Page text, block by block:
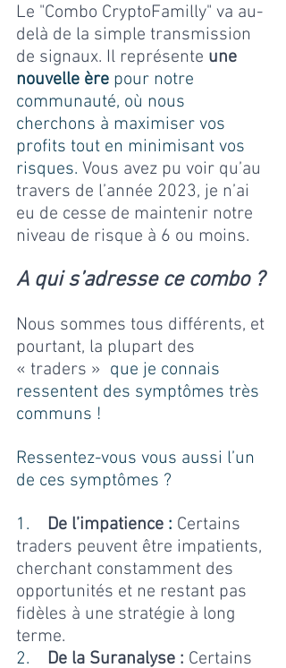
Le "Combo CryptoFamilly" va au-
delà de la simple transmission
de signaux. Il représente une
nouvelle ère pour notre
communauté, où nous
cherchons à maximiser vos
profits tout en minimisant vos
risques. Vous avez pu voir qu’au
travers de l’année 2023, je n’ai
eu de cesse de maintenir notre
niveau de risque à 6 ou moins.
A qui s’adresse ce combo ?
Nous sommes tous différents, et
pourtant, la plupart des
« traders » que je connais
ressentent des symptômes très
communs !
Ressentez-vous vous aussi l’un
de ces symptômes ?
1. De l’impatience : Certains
traders peuvent être impatients,
cherchant constamment des
opportunités et ne restant pas
fidèles à une stratégie à long
terme.
2. De la Suranalyse : Certains